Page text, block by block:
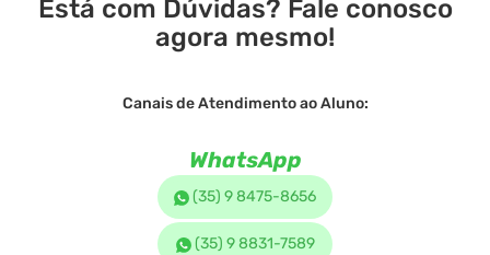
Está com Dúvidas? Fale conosco
agora mesmo!
Canais de Atendimento ao Aluno:
WhatsApp
(35) 9 8475-8656
(35) 9 8831-7589